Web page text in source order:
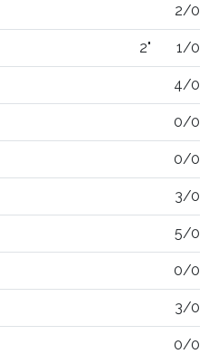
2/0
2" 1/0
4/0
0/0
0/0
3/0
5/0
0/0
3/0
0/0